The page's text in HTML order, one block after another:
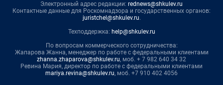
Электронный адрес редакции: rednews@shkulev.ru
Контактные данные для Роскомнадзора и государственных органов:
juristchel@shkulev.ru.
Техподдержка: help@shkulev.ru
По вопросам коммерческого сотрудничества:
Жапарова Жанна, менеджер по работе с федеральными клиентами
zhanna.zhaparova@shkulev.ru, моб. + 7 982 640 34 32
Ревина Мария, директор по работе с федеральными клиентами
mariya.revina@shkulev.ru, моб. +7 910 402 4056